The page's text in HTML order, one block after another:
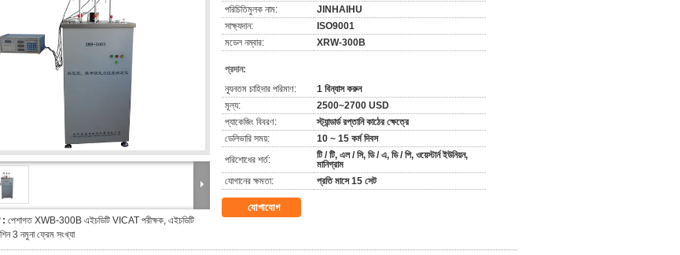
: পেশাগত XWB-300B এইচডিটি VICAT পরীক্ষক, এইচডিটি
3 নমুনা ফ্রেম সংখ্যা
পরিচিতিমুলক নাম:
JINHAIHU
সাক্ষ্যদান:
ISO9001
মডেল নম্বার:
XRW-300B
প্রদান:
ন্যূনতম চাহিদার পরিমাণ:
1 বিন্যাস করুন
মূল্য:
2500~2700 USD
প্যাকেজিং বিবরণ:
স্ট্যান্ডার্ড রপ্তানি কাঠের ক্ষেত্রে
ডেলিভারি সময়:
10 ~ 15 কর্ম দিবস
পরিশোধের শর্ত:
টি / টি, এল / সি, ডি / এ, ডি / পি, ওয়েস্টার্ন ইউনিয়ন,
মানিগ্রাম
যোগানের ক্ষমতা:
প্রতি মাসে 15 সেট
যোগাযোগ